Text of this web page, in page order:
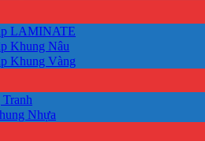
LAMINATE
Khung Nâu
Khung Vàng
Nhựa